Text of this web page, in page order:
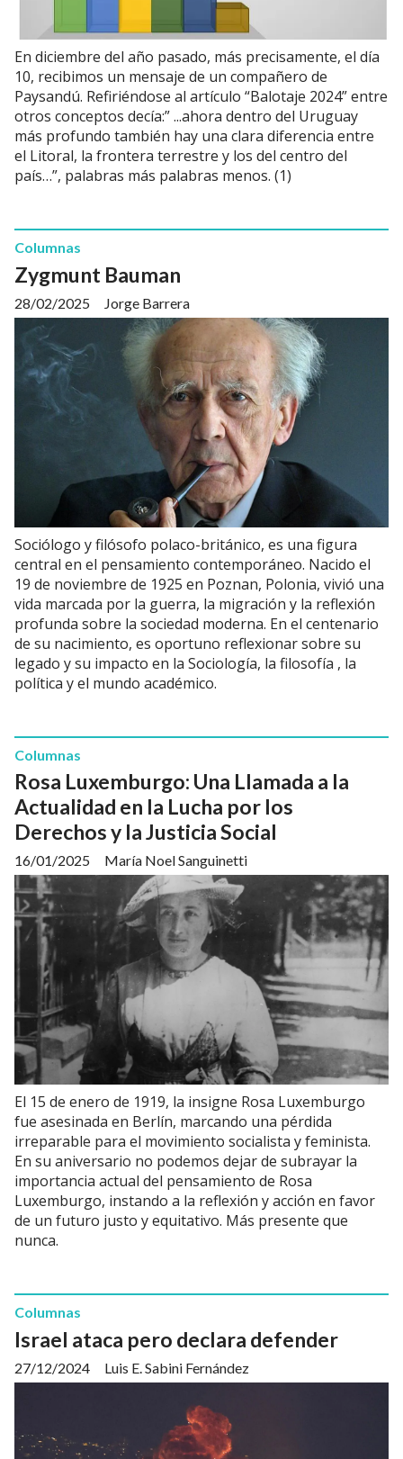
En diciembre del año pasado, más precisamente, el día
10, recibimos un mensaje de un compañero de
Paysandú. Refiriéndose al artículo “Balotaje 2024” entre
otros conceptos decía:” ...ahora dentro del Uruguay
más profundo también hay una clara diferencia entre
el Litoral, la frontera terrestre y los del centro del
país…”, palabras más palabras menos. (1)
Zygmunt Bauman
Jorge Barrera
Columnas
28/02/2025
Sociólogo y filósofo polaco-británico, es una figura
central en el pensamiento contemporáneo. Nacido el
19 de noviembre de 1925 en Poznan, Polonia, vivió una
vida marcada por la guerra, la migración y la reflexión
profunda sobre la sociedad moderna. En el centenario
de su nacimiento, es oportuno reflexionar sobre su
legado y su impacto en la Sociología, la filosofía , la
política y el mundo académico.
Rosa Luxemburgo: Una Llamada a la
Actualidad en la Lucha por los
Derechos y la Justicia Social
María Noel Sanguinetti
Columnas
16/01/2025
El 15 de enero de 1919, la insigne Rosa Luxemburgo
fue asesinada en Berlín, marcando una pérdida
irreparable para el movimiento socialista y feminista.
En su aniversario no podemos dejar de subrayar la
importancia actual del pensamiento de Rosa
Luxemburgo, instando a la reflexión y acción en favor
de un futuro justo y equitativo. Más presente que
nunca.
Israel ataca pero declara defender
Luis E. Sabini Fernández
Columnas
27/12/2024